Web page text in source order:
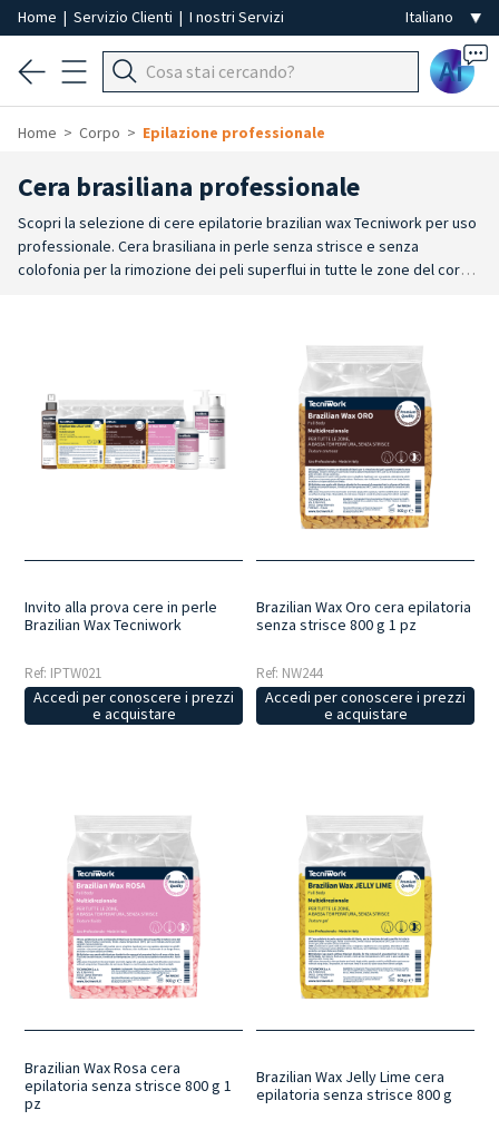
Home | Servizio Clienti | I nostri Servizi
Ai
Home Corpo Epilazione professionale
Cera brasiliana professionale
Scopri la selezione di cere epilatorie brazilian wax Tecniwork per uso
professionale. Cera brasiliana in perle senza strisce e senza
colofonia per la rimozione dei peli superflui in tutte le zone del corpo.
lasciare tracce e garantisce una depilazione impeccabile.
Invito alla prova cere in perle
Brazilian Wax Tecniwork
Ref: IPTW021
Accedi per conoscere i prezzi
e acquistare
Brazilian Wax Oro cera epilatoria
senza strisce 800 g 1 pz
Ref: NW244
Accedi per conoscere i prezzi
e acquistare
Brazilian Wax Rosa cera
epilatoria senza strisce 800 g 1
pz
Brazilian Wax Jelly Lime cera
epilatoria senza strisce 800 g